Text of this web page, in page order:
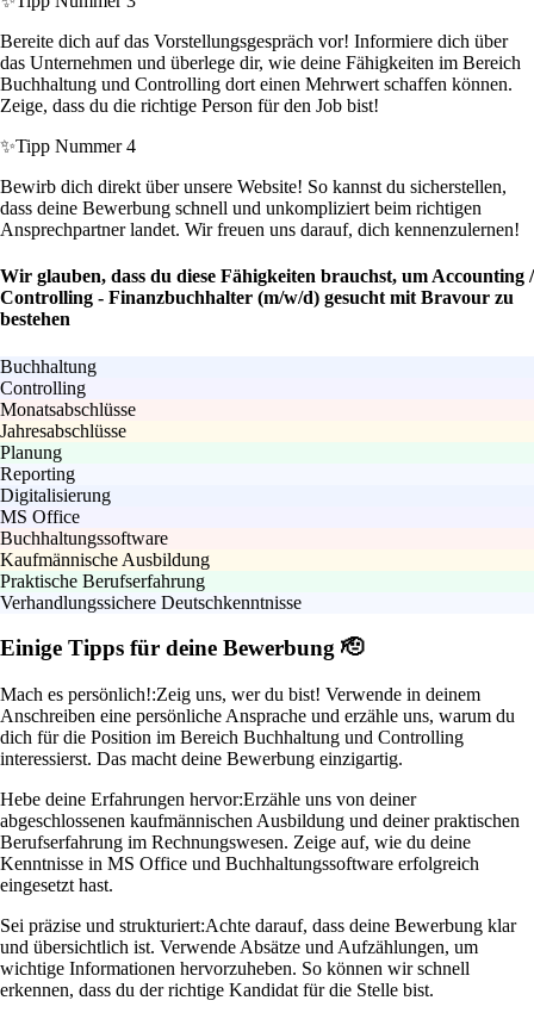
Bereite dich auf das Vorstellungsgespräch vor! Informiere dich über
das Unternehmen und überlege dir, wie deine Fähigkeiten im Bereich
Buchhaltung und Controlling dort einen Mehrwert schaffen können.
Zeige, dass du die richtige Person für den Job bist!
✨Tipp Nummer 4
Bewirb dich direkt über unsere Website! So kannst du sicherstellen,
dass deine Bewerbung schnell und unkompliziert beim richtigen
Ansprechpartner landet. Wir freuen uns darauf, dich kennenzulernen!
Wir glauben, dass du diese Fähigkeiten brauchst, um Accounting /
Controlling - Finanzbuchhalter (m/w/d) gesucht mit Bravour zu
bestehen
Buchhaltung
Controlling
Monatsabschlüsse
Jahresabschlüsse
Planung
Reporting
Digitalisierung
MS Office
Buchhaltungssoftware
Kaufmännische Ausbildung
Praktische Berufserfahrung
Verhandlungssichere Deutschkenntnisse
Einige Tipps für deine Bewerbung 🫡
Mach es persönlich!:Zeig uns, wer du bist! Verwende in deinem
Anschreiben eine persönliche Ansprache und erzähle uns, warum du
dich für die Position im Bereich Buchhaltung und Controlling
interessierst. Das macht deine Bewerbung einzigartig.
Hebe deine Erfahrungen hervor:Erzähle uns von deiner
abgeschlossenen kaufmännischen Ausbildung und deiner praktischen
Berufserfahrung im Rechnungswesen. Zeige auf, wie du deine
Kenntnisse in MS Office und Buchhaltungssoftware erfolgreich
eingesetzt hast.
Sei präzise und strukturiert:Achte darauf, dass deine Bewerbung klar
und übersichtlich ist. Verwende Absätze und Aufzählungen, um
wichtige Informationen hervorzuheben. So können wir schnell
erkennen, dass du der richtige Kandidat für die Stelle bist.